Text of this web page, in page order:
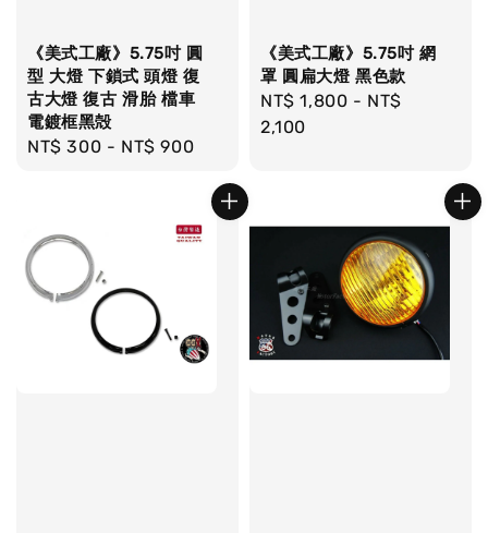
《美式工廠》5.75吋 圓
型 大燈 下鎖式 頭燈 復
古大燈 復古 滑胎 檔車
電鍍框黑殻
Regular
NT$ 300 - NT$ 900
《美式工廠》5.75吋 網
罩 圓扁大燈 黑色款
Regular
price
NT$ 1,800 - NT$
2,100